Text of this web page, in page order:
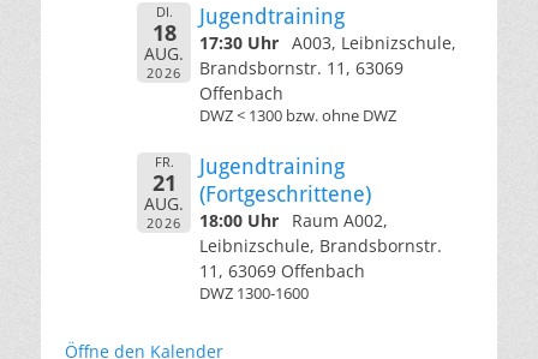
DI.
18
AUG.
2026
Jugendtraining
17:30 Uhr A003, Leibnizschule,
Brandsbornstr. 11, 63069
Offenbach
DWZ < 1300 bzw. ohne DWZ
FR.
21
AUG.
2026
Jugendtraining
(Fortgeschrittene)
18:00 Uhr
Raum A002,
Leibnizschule, Brandsbornstr.
11, 63069 Offenbach
DWZ 1300-1600
Öffne den Kalender